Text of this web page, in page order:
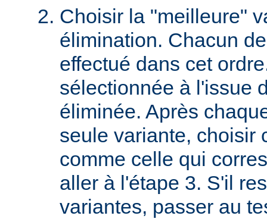
Choisir la "meilleure"
élimination. Chacun
effectué dans cet
sélectionnée à l'issue
éliminée. Après
seule variante, choisir
comme celle qui
aller à l'étape 3. S'il
variantes, passer au